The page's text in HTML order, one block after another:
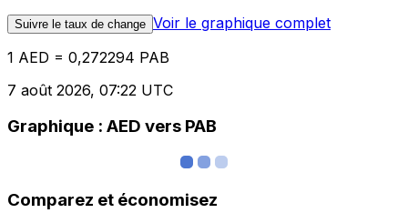
Suivre le taux de change Voir le graphique complet
1 AED = 0,272294 PAB
7 août 2026, 07:22 UTC
Graphique : AED vers PAB
Comparez et économisez